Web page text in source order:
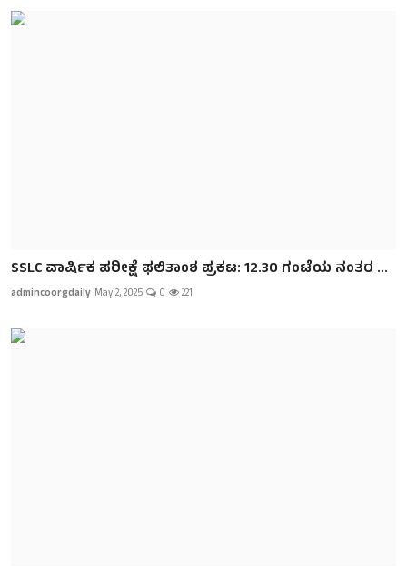
SSLC ವಾರ್ಷಿಕ ಪರೀಕ್ಷೆ ಫಲಿತಾಂಶ ಪ್ರಕಟ: 12.30 ಗಂಟೆಯ ನಂತರ ...
admincoorgdaily May 2, 2025 0 221